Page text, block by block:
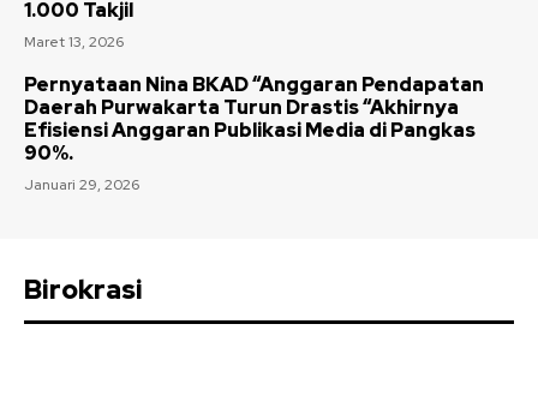
1.000 Takjil
Maret 13, 2026
Pernyataan Nina BKAD “Anggaran Pendapatan
Daerah Purwakarta Turun Drastis “Akhirnya
Efisiensi Anggaran Publikasi Media di Pangkas
90%.
Januari 29, 2026
Birokrasi